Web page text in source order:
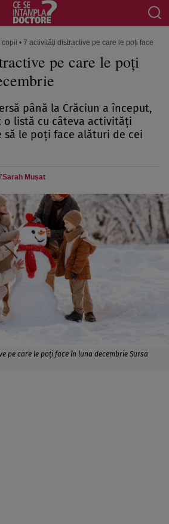
copii • 7 activități distractive pe care le poți face în
pe care le poți
până la Crăciun a început,
o listă cu câteva activități
să le poți face alături de cei
Sarah Mușat
pe care le poți face în luna decembrie Sursa